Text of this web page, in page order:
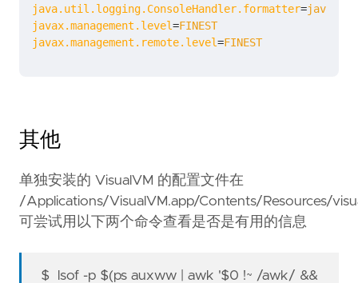
java.util.logging.ConsoleHandler.formatter=
javax.management.level=FINEST
javax.management.remote.level=FINEST
其他
单独安装的 VisualVM 的配置文件在
/Applications/VisualVM.app/Contents/Resources/
可尝试用以下两个命令查看是否是有用的信息
$ lsof -p $(ps auxww | awk '$0 !~ /awk/ &&